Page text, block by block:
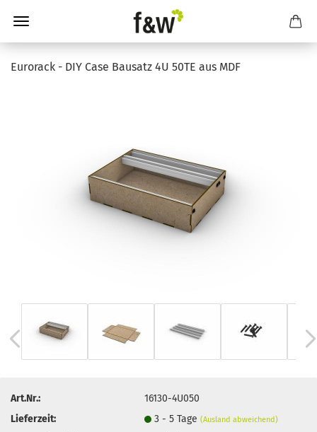
Eurorack - DIY Case Bausatz 4U 50TE aus MDF
Art.Nr.:
16130-4U050
Lieferzeit:
3 - 5 Tage(Ausland abweichend)